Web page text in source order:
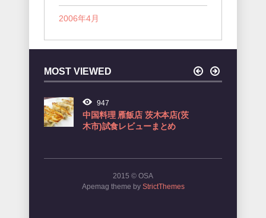
2006年4月
MOST VIEWED
947
中国料理 雁飯店 茨木本店(茨
木市)試食レビューまとめ
2015 © OSA
Apemag theme by StrictThemes